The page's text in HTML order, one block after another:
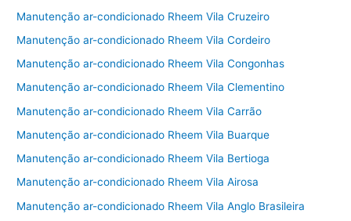
Manutenção ar-condicionado Rheem Vila Cruzeiro
Manutenção ar-condicionado Rheem Vila Cordeiro
Manutenção ar-condicionado Rheem Vila Congonhas
Manutenção ar-condicionado Rheem Vila Clementino
Manutenção ar-condicionado Rheem Vila Carrão
Manutenção ar-condicionado Rheem Vila Buarque
Manutenção ar-condicionado Rheem Vila Bertioga
Manutenção ar-condicionado Rheem Vila Airosa
Manutenção ar-condicionado Rheem Vila Anglo Brasileira